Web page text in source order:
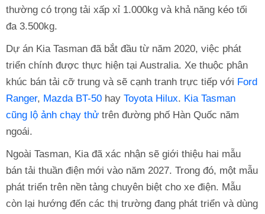
thường có trọng tải xấp xỉ 1.000kg và khả năng kéo tối
đa 3.500kg.
Dự án Kia Tasman đã bắt đầu từ năm 2020, việc phát
triển chính được thực hiện tại Australia. Xe thuộc phân
khúc bán tải cỡ trung và sẽ cạnh tranh trực tiếp với Ford
Ranger, Mazda BT-50 hay Toyota Hilux. Kia Tasman
cũng lộ ảnh chạy thử trên đường phố Hàn Quốc năm
ngoái.
Ngoài Tasman, Kia đã xác nhận sẽ giới thiệu hai mẫu
bán tải thuần điện mới vào năm 2027. Trong đó, một mẫu
phát triển trên nền tảng chuyên biệt cho xe điện. Mẫu
còn lại hướng đến các thị trường đang phát triển và dùng